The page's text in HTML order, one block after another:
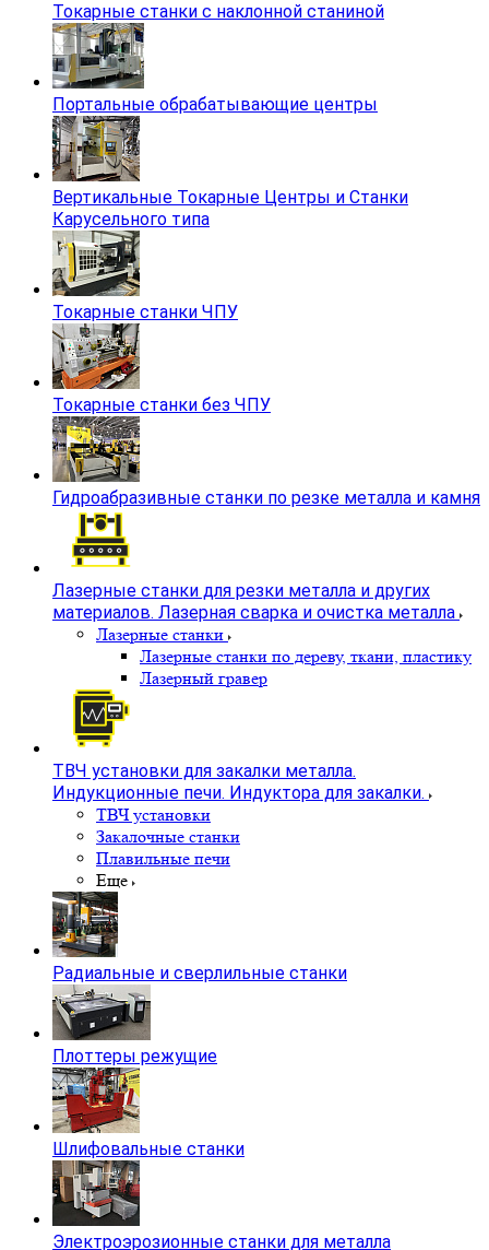
Токарные станки с наклонной станиной
Портальные обрабатывающие центры
Вертикальные Токарные Центры и Станки
Карусельного типа
Токарные станки ЧПУ
Токарные станки без ЧПУ
Гидроабразивные станки по резке металла и камня
Лазерные станки для резки металла и других
материалов. Лазерная сварка и очистка металла
Лазерные станки
Лазерные станки по дереву, ткани, пластику
Лазерный гравер
ТВЧ установки для закалки металла.
Индукционные печи. Индуктора для закалки.
ТВЧ установки
Закалочные станки
Плавильные печи
Еще
Радиальные и сверлильные станки
Плоттеры режущие
Шлифовальные станки
Электроэрозионные станки для металла